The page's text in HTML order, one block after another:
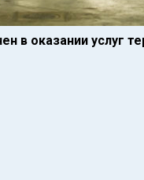
в оказании услуг